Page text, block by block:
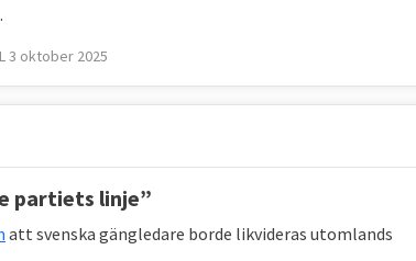
3 oktober 2025
partiets linje”
att svenska gängledare borde likvideras utomlands